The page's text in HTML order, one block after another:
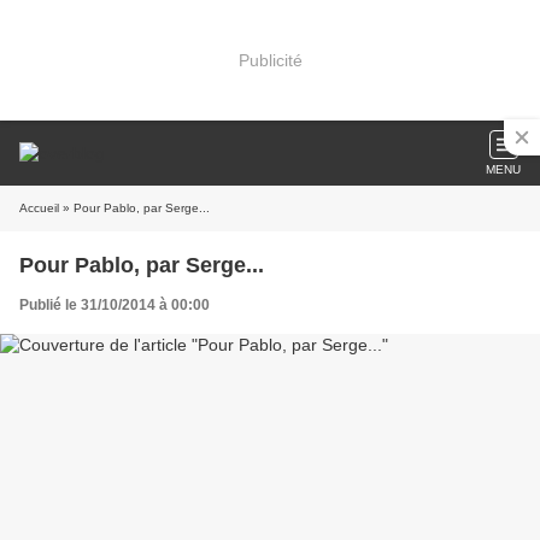
Publicité
MENU
Accueil » Pour Pablo, par Serge...
Pour Pablo, par Serge...
Publié le 31/10/2014 à 00:00